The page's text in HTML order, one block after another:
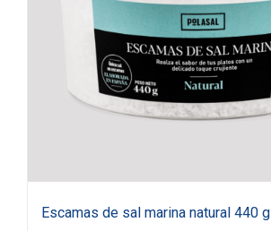
Escamas de sal marina natural 440 g